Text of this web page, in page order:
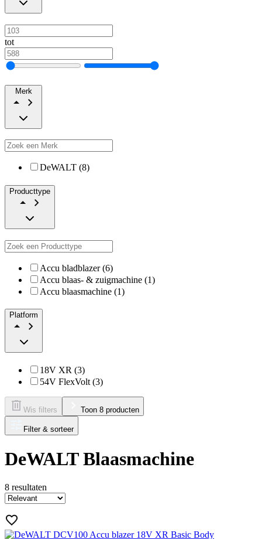
tot
Merk
DeWALT (8)
Producttype
Accu bladblazer (6)
Accu blaas- & zuigmachine (1)
Accu blaasmachine (1)
Platform
18V XR (3)
54V FlexVolt (3)
Wis filters Toon 8 producten
Filter & sorteer
DeWALT Blaasmachine
8 resultaten